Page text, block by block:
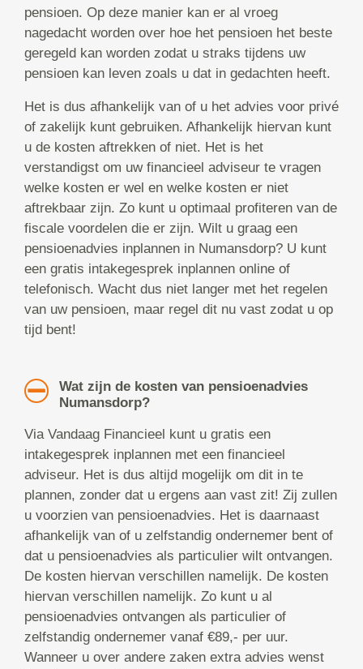
pensioen. Op deze manier kan er al vroeg
nagedacht worden over hoe het pensioen het beste
geregeld kan worden zodat u straks tijdens uw
pensioen kan leven zoals u dat in gedachten heeft.
Het is dus afhankelijk van of u het advies voor privé
of zakelijk kunt gebruiken. Afhankelijk hiervan kunt
u de kosten aftrekken of niet. Het is het
verstandigst om uw financieel adviseur te vragen
welke kosten er wel en welke kosten er niet
aftrekbaar zijn. Zo kunt u optimaal profiteren van de
fiscale voordelen die er zijn. Wilt u graag een
pensioenadvies inplannen in Numansdorp? U kunt
een gratis intakegesprek inplannen online of
telefonisch. Wacht dus niet langer met het regelen
van uw pensioen, maar regel dit nu vast zodat u op
tijd bent!
Wat zijn de kosten van pensioenadvies
Numansdorp?
Via Vandaag Financieel kunt u gratis een
intakegesprek inplannen met een financieel
adviseur. Het is dus altijd mogelijk om dit in te
plannen, zonder dat u ergens aan vast zit! Zij zullen
u voorzien van pensioenadvies. Het is daarnaast
afhankelijk van of u zelfstandig ondernemer bent of
dat u pensioenadvies als particulier wilt ontvangen.
De kosten hiervan verschillen namelijk. De kosten
hiervan verschillen namelijk. Zo kunt u al
pensioenadvies ontvangen als particulier of
zelfstandig ondernemer vanaf €89,- per uur.
Wanneer u over andere zaken extra advies wenst